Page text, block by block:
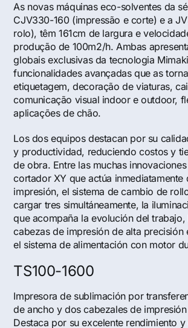
As novas máquinas eco-solventes da
CJV330-160 (impressão e corte) e a
rolo), têm 161cm de largura e
produção de 100m2/h. Ambas
globais exclusivas da tecnologia
funcionalidades avançadas que as
etiquetagem, decoração de viaturas,
comunicação visual indoor e outdoor,
aplicações de chão.
Los dos equipos destacan por su
y productividad, reduciendo costos y
de obra. Entre las muchas
cortador XY que actúa inmediatamente
impresión, el sistema de cambio de
cargar tres simultáneamente, la
que acompaña la evolución del trabajo,
cabezas de impresión de alta precisión
el sistema de alimentación con motor
TS100-1600
Impresora de sublimación por
de ancho y dos cabezales de
Destaca por su excelente rendimiento